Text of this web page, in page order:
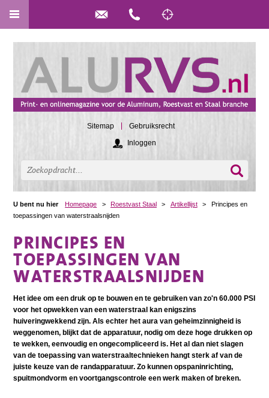
Sitemap
Gebruiksrecht
Inloggen
U bent nu hier Homepage > Roestvast Staal > Artikellijst >
Principes en
toepassingen van waterstraalsnijden
PRINCIPES EN
TOEPASSINGEN VAN
WATERSTRAALSNIJDEN
Het idee om een druk op te bouwen en te gebruiken van zo'n 60.000 PSI
voor het opwekken van een waterstraal kan enigszins
huiveringwekkend zijn. Als echter het aura van geheimzinnigheid is
weggenomen, blijkt dat de apparatuur, nodig om deze hoge drukken op
te wekken, eenvoudig en ongecompliceerd is. Het al dan niet slagen
van de toepassing van waterstraaltechnieken hangt sterk af van de
juiste keuze van de randapparatuur. Zo kunnen opspaninrichting,
spuitmondvorm en voortgangscontrole een werk maken of breken.